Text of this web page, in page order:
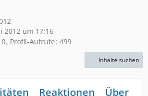
2012 um 17:16
Profil-Aufrufe 499
Inhalte suchen
Reaktionen Über